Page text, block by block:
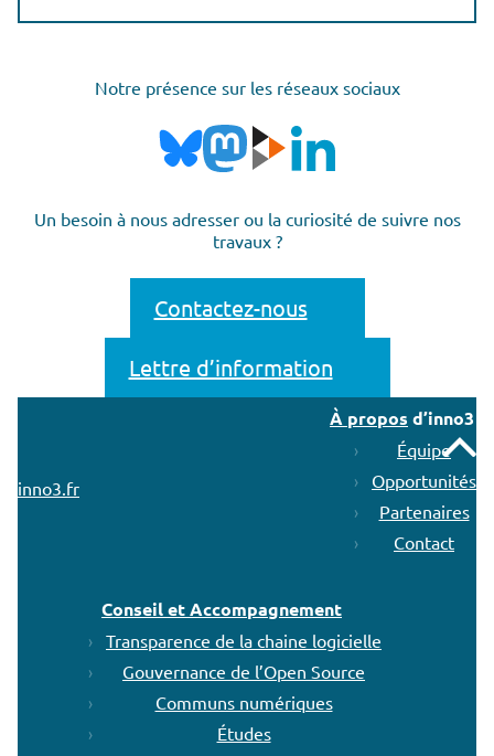
Notre présence sur les réseaux sociaux
Un besoin à nous adresser ou la curiosité de suivre nos
travaux ?
Contactez-nous
Lettre d’information
inno3.fr
À propos d’inno3
Équipe
Opportunités
Partenaires
Contact
Conseil et Accompagnement
Transparence de la chaine logicielle
Gouvernance de l’Open Source
Communs numériques
Études
Remonter